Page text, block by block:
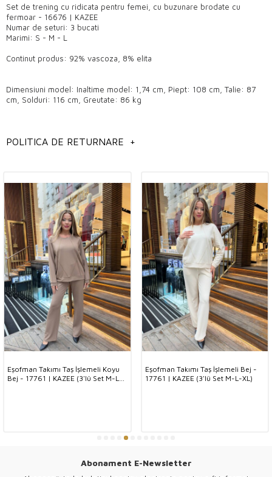
Set de trening cu ridicata pentru femei, cu buzunare brodate cu
fermoar - 16676 | KAZEE
Numar de seturi: 3 bucati
Marimi: S - M - L
Continut produs: 92% vascoza, 8% elita
Dimensiuni model: Inaltime model: 1,74 cm, Piept: 108 cm, Talie: 87
cm, Solduri: 116 cm, Greutate: 86 kg
Spălați produsul întorcându-l pe dos.
Călcați cu foc mic.
Este potrivit pentru curățare chimică.
Informații generale
Modele de trening de damă cu ridicata,
Istanbul modele de trening en gros,
Modele de îmbrăcăminte pentru femei cu ridicata,
POLITICA DE RETURNARE +
Eşofman Takımı Taş İşlemeli Koyu
Bej - 17761 | KAZEE (3'lü Set M-L-
Eşofman Takımı Taş İşlemeli Bej -
17761 | KAZEE (3'lü Set M-L-XL)
Abonament E-Newsletter